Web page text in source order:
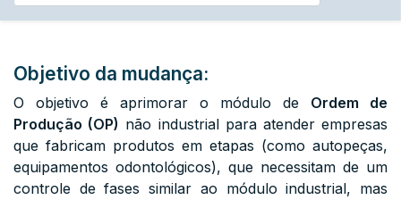
Objetivo da mudança:
O objetivo é aprimorar o módulo de Ordem de
Produção (OP) não industrial para atender empresas
que fabricam produtos em etapas (como autopeças,
equipamentos odontológicos), que necessitam de um
controle de fases similar ao módulo industrial, mas